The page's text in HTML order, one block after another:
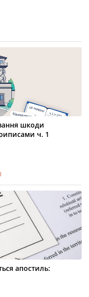
шкоди
ч. 1
апостиль: